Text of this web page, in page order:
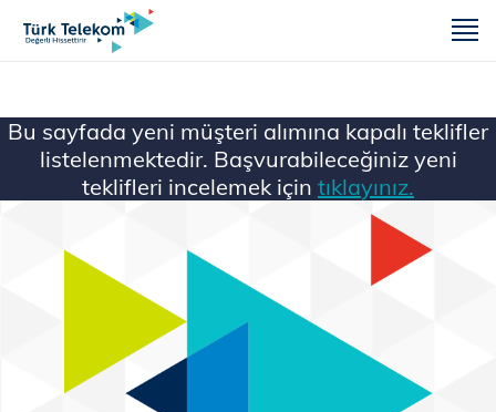
Bu sayfada yeni müşteri alımına kapalı teklifler
listelenmektedir. Başvurabileceğiniz yeni
teklifleri incelemek için tıklayınız.